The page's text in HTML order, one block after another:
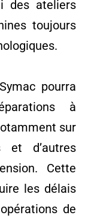
des ateliers
toujours
pourra
à
sur
et d’autres
Cette
les délais
de